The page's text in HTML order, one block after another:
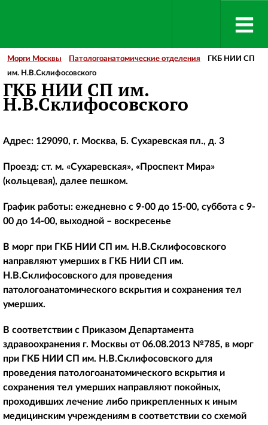
Морги Москвы Патологоанатомические отделения
ГКБ НИИ СП
им. Н.В.Склифосовского
ГКБ НИИ СП им.
Н.В.Склифосовского
Адрес: 129090, г. Москва, Б. Сухаревская пл., д. 3
Проезд: ст. м. «Сухаревская», «Проспект Мира»
(кольцевая), далее пешком.
График работы: ежедневно с 9-00 до 15-00, суббота с 9-
00 до 14-00, выходной – воскресенье
В морг при ГКБ НИИ СП им. Н.В.Склифосовского
направляют умерших в ГКБ НИИ СП им.
Н.В.Склифосовского для проведения
патологоанатомического вскрытия и сохранения тел
умерших.
В соответствии с Приказом Департамента
здравоохранения г. Москвы от 06.08.2013 №785, в морг
при ГКБ НИИ СП им. Н.В.Склифосовского для
проведения патологоанатомического вскрытия и
сохранения тел умерших направляют покойных,
проходивших лечение либо прикрепленных к иным
медицинским учреждениям в соответствии со схемой